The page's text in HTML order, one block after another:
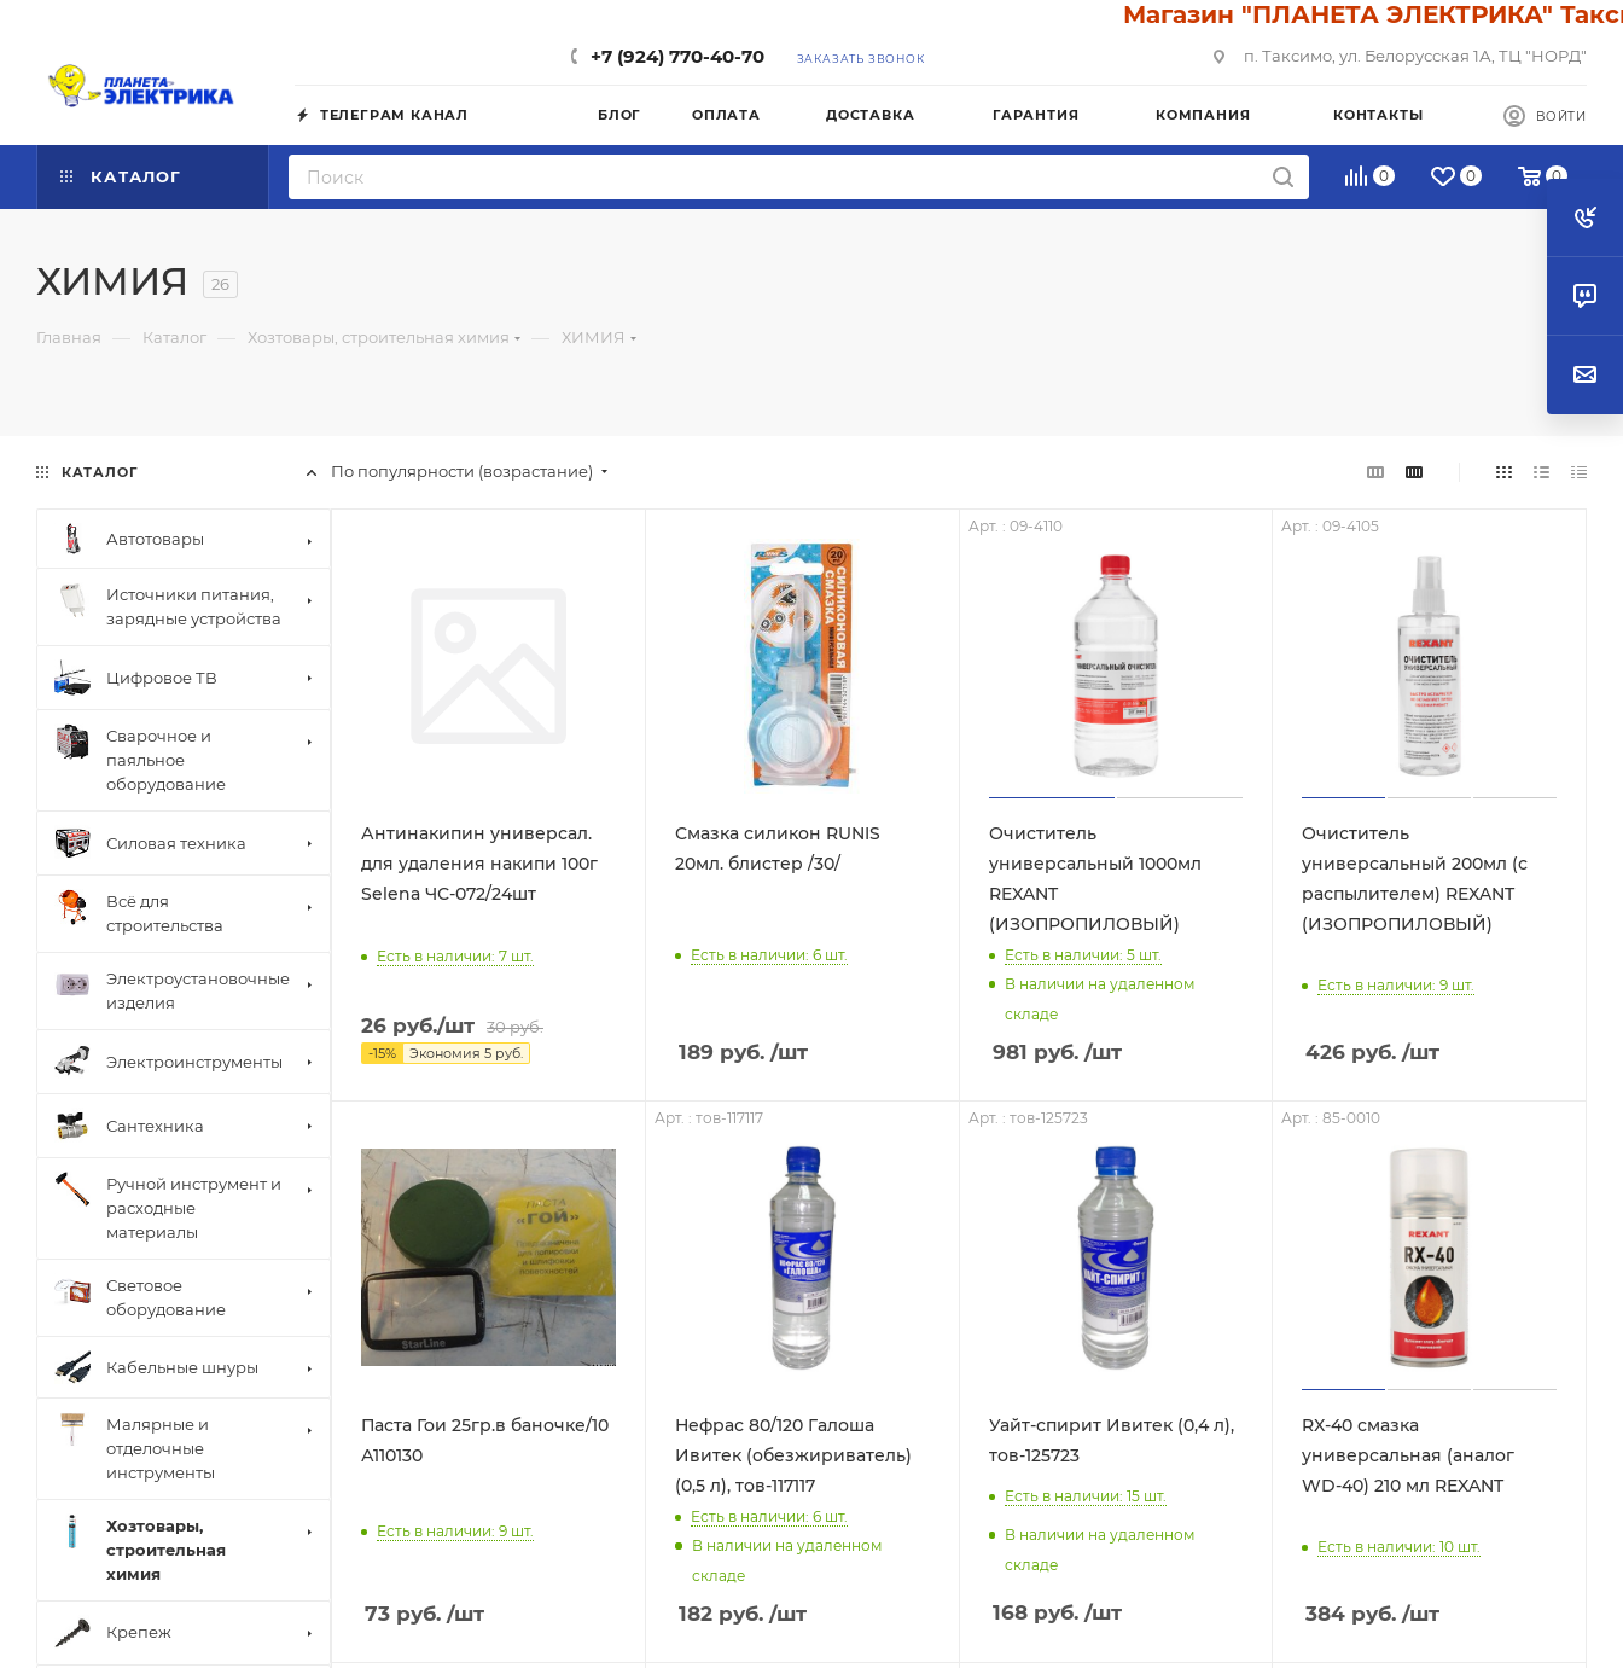
Магазин "ПЛАНЕТА ЭЛЕКТРИКА"
+7 (924) 770-40-70 ЗАКАЗАТЬ ЗВОНОК п. Таксимо, ул. Белорусская 1А, ТЦ "НОРД"
ТЕЛЕГРАМ КАНАЛ БЛОГ ОПЛАТА ДОСТАВКА ГАРАНТИЯ КОМПАНИЯ КОНТАКТЫ ВОЙТИ
КАТАЛОГ 0 0 0
ХИМИЯ 26
Главная — Каталог — Хозтовары, строительная химия — ХИМИЯ
По популярности (возрастание)
Антинакипин универсал.
для удаления накипи 100г
Selena ЧС-072/24шт
Есть в наличии: 7 шт.
26 руб./шт 30руб.
-15% Экономия 5 руб.
Смазка силикон RUNIS
20мл. блистер /30/
Есть в наличии: 6шт.
189 руб. /шт
Арт. : 09-4110
Очиститель
универсальный 1000мл
REXANT
(ИЗОПРОПИЛОВЫЙ)
Есть в наличии: 5шт.
В наличии на удаленном
складе
981 руб. /шт
Арт. : 09-4105
Очиститель
универсальный 200мл (с
распылителем) REXANT
(ИЗОПРОПИЛОВЫЙ)
Есть в наличии: 9 шт.
426 руб. /шт
Паста Гои 25гр.в баночке/10
А110130
Есть в наличии: 9 шт.
73 руб. /шт
Арт. : тов-117117
Нефрас 80/120 Галоша
Ивитек (обезжириватель)
(0,5 л), тов-117117
Есть в наличии: 6шт.
В наличии на удаленном
складе
182руб. /шт
Арт. : тов-125723
Уайт-спирит Ивитек (0,4 л),
тов-125723
Есть в наличии: 15шт.
В наличии на удаленном
складе
168руб. /шт
Арт. : 85-0010
RX-40 смазка
универсальная (аналог
WD-40) 210 мл REXANT
Есть в наличии: 10 шт.
384 руб. /шт
КАТАЛОГ
Автотовары
Источники питания,
зарядные устройства
Цифровое ТВ
Сварочное и
паяльное
оборудование
Силовая техника
Всё для
строительства
Электроустановочные
изделия
Электроинструменты
Сантехника
Ручной инструмент и
расходные
материалы
Световое
оборудование
Кабельные шнуры
Малярные и
отделочные
инструменты
Хозтовары,
строительная
химия
Крепеж